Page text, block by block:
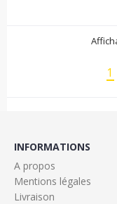
1
INFORMATIONS
A propos
Mentions légales
Livraison